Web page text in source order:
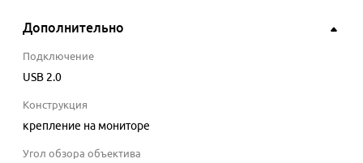
Дополнительно
Подключение
USB 2.0
Конструкция
крепление на мониторе
Угол обзора объектива